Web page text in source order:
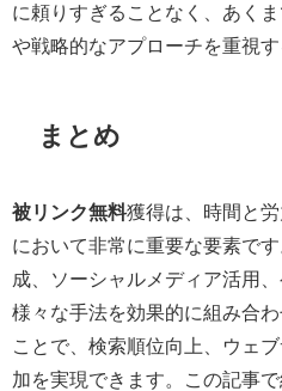
に頼りすぎることなく、あく
や戦略的なアプローチを重視す
まとめ
被リンク無料獲得は、時間と
において非常に重要な要素で
成、ソーシャルメディア活用
様々な手法を効果的に組み合
ことで、検索順位向上、ウェ
加を実現できます。この記事